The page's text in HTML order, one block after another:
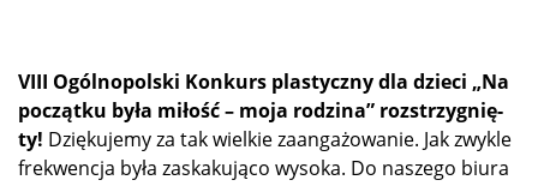
VIII Ogól­no­pol­ski Kon­kurs pla­stycz­ny dla dzie­ci „Na
po­cząt­ku by­ła mi­łość – mo­ja ro­dzi­na” roz­strzy­gnię­
ty! Dzię­ku­je­my za tak wiel­kie za­an­ga­żo­wa­nie. Jak zwy­kle
fre­kwen­cja by­ła za­ska­ku­ją­co wy­so­ka. Do na­sze­go biu­ra